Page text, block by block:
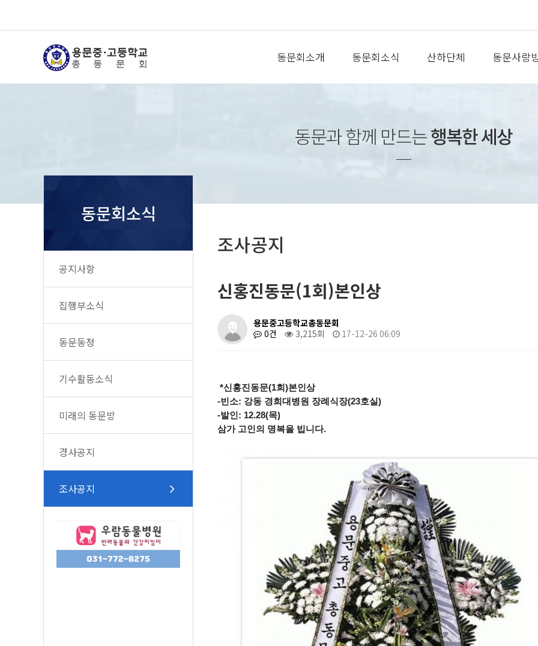
동문회소개 동문회소식 산하단체 동문사랑
동문과 함께 만드는행복한 세상
동문회소식
공지사항
집행부소식
동문동정
기수활동소식
미래의 동문방
경사공지
조사공지
조사공지
신홍진동문(1회)본인상
용문중고등학교총동문회
0건
3,215회 17-12-26 06:09
*신홍진동문(1회)본인상
-빈소: 강동 경희대병원 장례식장(23호실)
-발인: 12.28(목)
삼가 고인의 명복을 빕니다.